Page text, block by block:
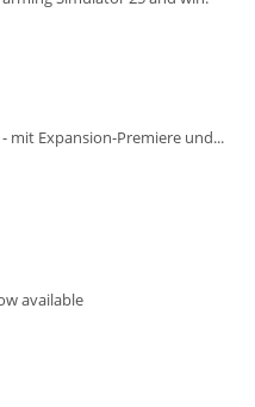
mit Expansion-Premiere und...
available